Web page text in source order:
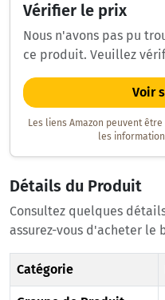
Vérifier le prix
Nous n'avons pas pu
ce produit. Veuillez
Voir
Les liens Amazon peuvent
les
Détails du Produit
Consultez quelques
assurez-vous d'acheter le
Catégorie